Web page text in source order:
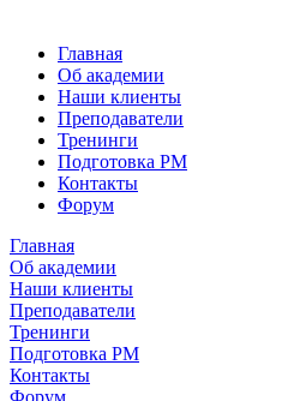
Главная
Об академии
Наши клиенты
Преподаватели
Тренинги
Подготовка PM
Контакты
Форум
Главная
Об академии
Наши клиенты
Преподаватели
Тренинги
Подготовка PM
Контакты
Форум